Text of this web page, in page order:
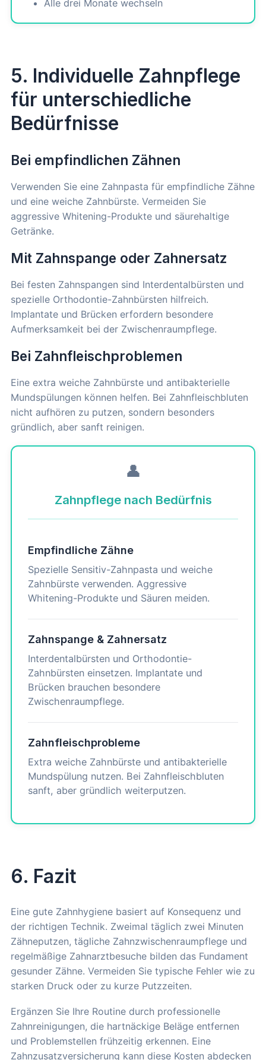
Alle drei Monate wechseln
5. Individuelle Zahnpflege
für unterschiedliche
Bedürfnisse
Bei empfindlichen Zähnen
Verwenden Sie eine Zahnpasta für empfindliche Zähne
und eine weiche Zahnbürste. Vermeiden Sie
aggressive Whitening-Produkte und säurehaltige
Getränke.
Mit Zahnspange oder Zahnersatz
Bei festen Zahnspangen sind Interdentalbürsten und
spezielle Orthodontie-Zahnbürsten hilfreich.
Implantate und Brücken erfordern besondere
Aufmerksamkeit bei der Zwischenraumpflege.
Bei Zahnfleischproblemen
Eine extra weiche Zahnbürste und antibakterielle
Mundspülungen können helfen. Bei Zahnfleischbluten
nicht aufhören zu putzen, sondern besonders
gründlich, aber sanft reinigen.
👤
Zahnpflege nach Bedürfnis
Empfindliche Zähne
Spezielle Sensitiv-Zahnpasta und weiche
Zahnbürste verwenden. Aggressive
Whitening-Produkte und Säuren meiden.
Zahnspange & Zahnersatz
Interdentalbürsten und Orthodontie-
Zahnbürsten einsetzen. Implantate und
Brücken brauchen besondere
Zwischenraumpflege.
Zahnfleischprobleme
Extra weiche Zahnbürste und antibakterielle
Mundspülung nutzen. Bei Zahnfleischbluten
sanft, aber gründlich weiterputzen.
6. Fazit
Eine gute Zahnhygiene basiert auf Konsequenz und
der richtigen Technik. Zweimal täglich zwei Minuten
Zähneputzen, tägliche Zahnzwischenraumpflege und
regelmäßige Zahnarztbesuche bilden das Fundament
gesunder Zähne. Vermeiden Sie typische Fehler wie zu
starken Druck oder zu kurze Putzzeiten.
Ergänzen Sie Ihre Routine durch professionelle
Zahnreinigungen, die hartnäckige Beläge entfernen
und Problemstellen frühzeitig erkennen. Eine
Zahnzusatzversicherung kann diese Kosten abdecken